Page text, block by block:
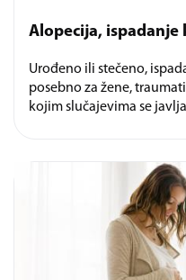
Alopecija, ispadanje
Urođeno ili stečeno,
posebno za žene,
kojim slučajevima se